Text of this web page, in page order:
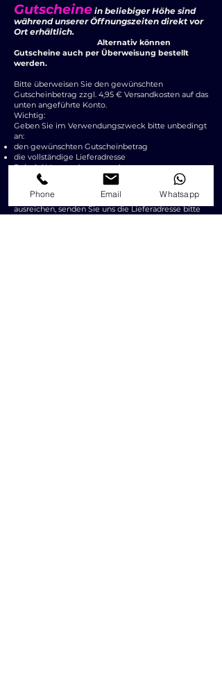
Gutscheine in beliebiger Höhe sind
während unserer Öffnungszeiten direkt vor
Ort erhältlich.
Alternativ können
Gutscheine auch per Überweisung bestellt
werden.
Bitte überweisen Sie den gewünschten
Gutscheinbetrag zzgl. 4,95 € Versandkosten auf das
unten angeführte Konto.
Wichtig:
Geben Sie im Verwendungszweck bitte unbedingt
an:
den gewünschten Gutscheinbetrag
die vollständige Lieferadresse
Beispiel Verwendungszweck:
Gutschein 50 € – Max Mustermann, Musterstraße 1,
12345 Musterstadt
Sollte der Platz im Verwendungszweck nicht
ausreichen, senden Sie uns die Lieferadresse bitte
Phone Email Whatsapp